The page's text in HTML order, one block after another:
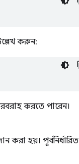
করুন:
করতে পারেন।
করা হয়। পূর্বনির্ধারিত